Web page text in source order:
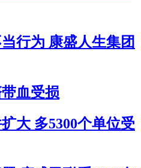
行为 康盛人生集团
血受损
大 多5300个单位受